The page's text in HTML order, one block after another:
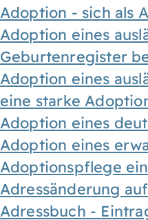
Adoption - sich als
Adoption eines
Geburtenregister
Adoption eines
eine starke
Adoption eines
Adoption eines
Adoptionspflege
Adressänderung
Adressbuch -